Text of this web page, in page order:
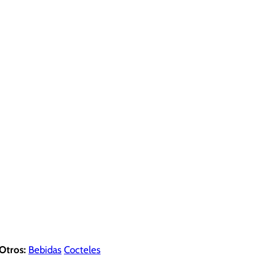
Bebidas Cocteles